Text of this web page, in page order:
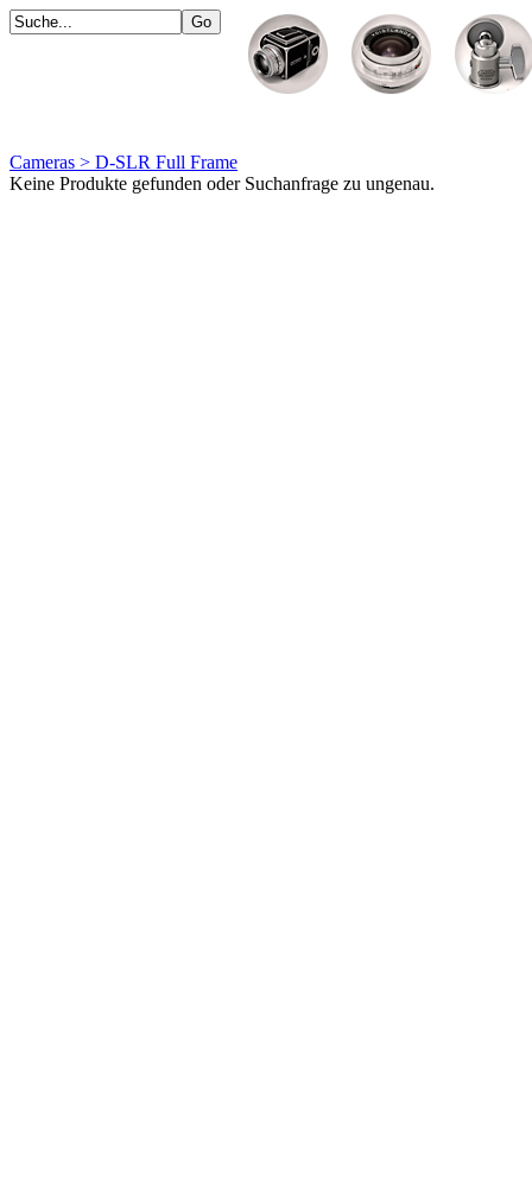
Cameras > D-SLR Full Frame
Keine Produkte gefunden oder Suchanfrage zu ungenau.